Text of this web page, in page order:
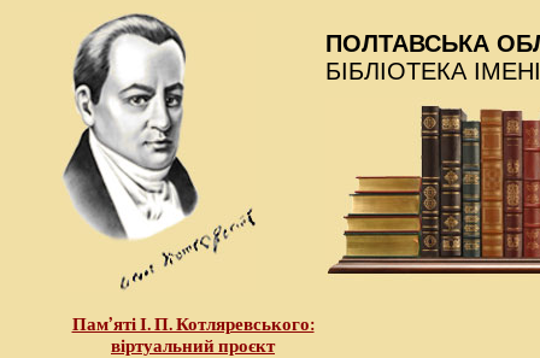
Пам’яті І. П. Котляревського:
віртуальний проєкт
ПОЛТАВСЬКА
БІБЛІОТЕКА